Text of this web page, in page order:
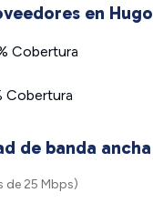
en Hugo
Cobertura
de banda ancha
de 25 Mbps)